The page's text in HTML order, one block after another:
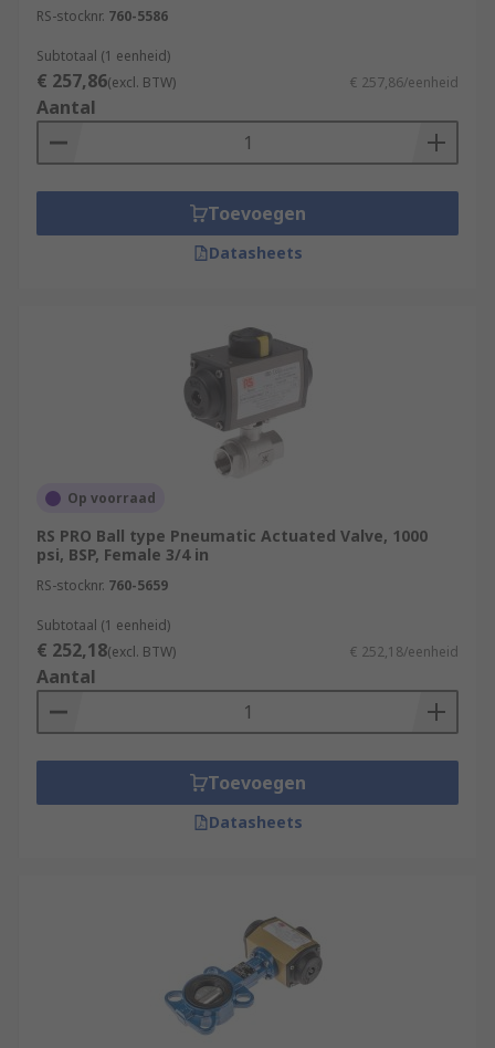
RS-stocknr. 760-5586
Subtotaal (1 eenheid)
€ 257,86(excl. BTW) € 257,86/eenheid
Aantal
Toevoegen
Datasheets
Op voorraad
RS PRO Ball type Pneumatic Actuated Valve, 1000
psi, BSP, Female 3/4 in
RS-stocknr. 760-5659
Subtotaal (1 eenheid)
€ 252,18(excl. BTW) € 252,18/eenheid
Aantal
Toevoegen
Datasheets